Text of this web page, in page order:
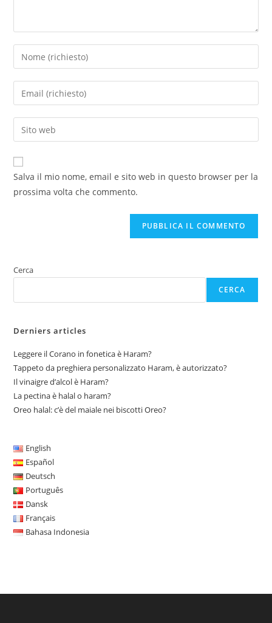
Inserisci
il
tuo
nome
nome
utente
per
commentare
Inserisci
il
tuo
indirizzo
per
commentare
Inserisci
l'URL
del
sito
(facoltativo)
Salva il mio nome, email e sito web in questo browser per la
prossima volta che commento.
Cerca
CERCA
Derniers articles
Leggere il Corano in fonetica è Haram?
Tappeto da preghiera personalizzato Haram, è autorizzato?
Il vinaigre d’alcol è Haram?
La pectina è halal o haram?
Oreo halal: c’è del maiale nei biscotti Oreo?
English
Español
Deutsch
Português
Dansk
Français
Bahasa Indonesia